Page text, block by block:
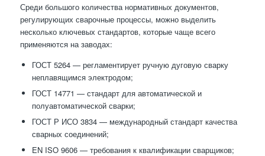
Среди большого количества нормативных документов,
регулирующих сварочные процессы, можно выделить
несколько ключевых стандартов, которые чаще всего
применяются на заводах:
ГОСТ 5264 — регламентирует ручную дуговую сварку
неплавящимся электродом;
ГОСТ 14771 — стандарт для автоматической и
полуавтоматической сварки;
ГОСТ Р ИСО 3834 — международный стандарт качества
сварных соединений;
EN ISO 9606 — требования к квалификации сварщиков;